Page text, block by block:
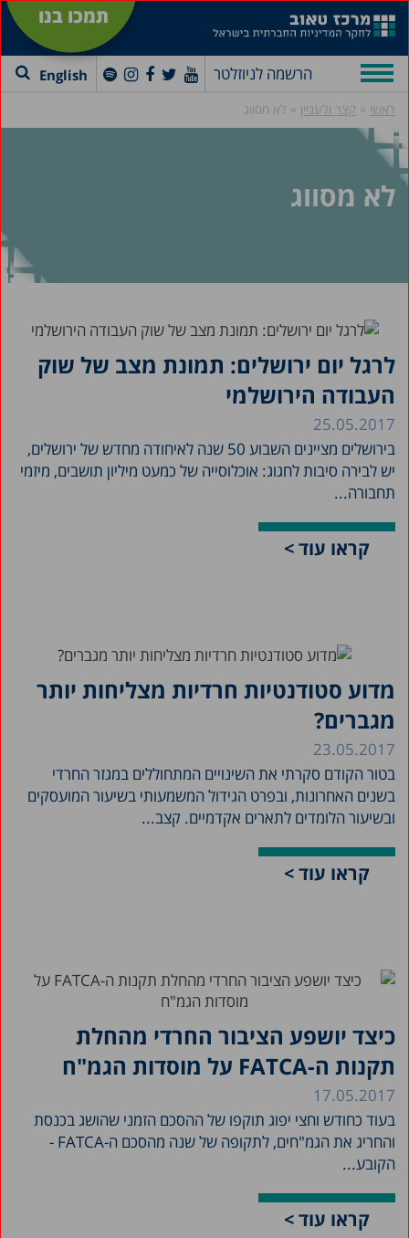
תמכו בנו
הרשמה לניוזלטר English
ראשי » קצר ולעניין » לא מסווג
לא מסווג
לרגל יום ירושלים: תמונת מצב של שוק
העבודה הירושלמי
25.05.2017
בירושלים מציינים השבוע 50 שנה לאיחודה מחדש של ירושלים,
יש לבירה סיבות לחגוג: אוכלוסייה של כמעט מיליון תושבים, מיזמי
תחבורה...
קראו עוד >
מדוע סטודנטיות חרדיות מצליחות יותר
מגברים?
23.05.2017
בטור הקודם סקרתי את השינויים המתחוללים במגזר החרדי
בשנים האחרונות, ובפרט הגידול המשמעותי בשיעור המועסקים
ובשיעור הלומדים לתארים אקדמיים. קצב...
קראו עוד >
כיצד יושפע הציבור החרדי מהחלת
תקנות ה-FATCA על מוסדות הגמ"ח
17.05.2017
בעוד כחודש וחצי יפוג תוקפו של ההסכם הזמני שהושג בכנסת
והחריג את הגמ"חים, לתקופה של שנה מהסכם ה-FATCA -
הקובע...
קראו עוד >